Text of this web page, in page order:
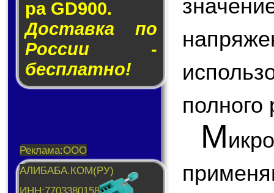
ра GD900.
Доставка по
России -
бесплатно!
полного
М